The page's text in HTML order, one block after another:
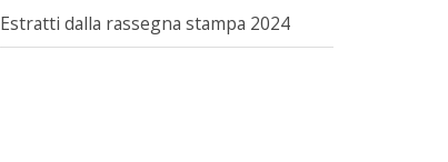
Estratti dalla rassegna stampa 2024